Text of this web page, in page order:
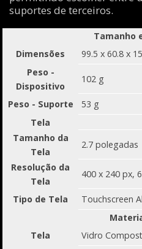
suportes de terceiros.
Tamanho
Dimensões
99.5 x 60.8 x
Peso -
Dispositivo
102 g
Peso - Suporte
53 g
Tela
Tamanho da
Tela
2.7 polegadas
Resolução da
Tela
400 x 240 px,
Tipo de Tela
Touchscreen
Tela
Vidro